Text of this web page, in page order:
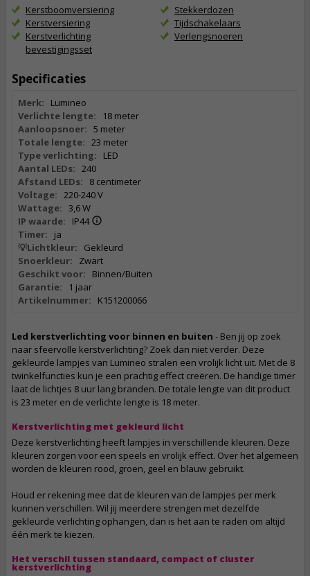
Kerstboomversiering
Kerstversiering
Kerstverlichting
bevestigingsset
Stekkerdozen
Tijdschakelaars
Verlengsnoeren
Specificaties
Merk:
Lumineo
Verlichte lengte:
18 meter
Aanloopsnoer: 5 meter
Totale lengte: 23 meter
Type verlichting:
LED
Aantal LEDs: 240
Afstand LEDs:
8 centimeter
Voltage: 220-240 V
Wattage: 3,6 W
IP waarde:
IP44
Timer:
ja
💡Lichtkleur:
Gekleurd
Snoerkleur:
Zwart
Geschikt voor:
Binnen/Buiten
Garantie:
1 jaar
Artikelnummer:
K151200066
Led kerstverlichting voor binnen en buiten - Ben jij op zoek
naar sfeervolle kerstverlichting? Zoek dan niet verder. Deze
gekleurde lampjes van Lumineo stralen een vrolijk licht uit. Met de 8
twinkelfuncties kun je een prachtig effect creëren. De handige timer
laat de lichtjes 8 uur lang branden. De totale lengte van dit product
is 23 meter en de verlichte lengte is 18 meter.
Kerstverlichting met gekleurd licht
Deze kerstverlichting heeft lampjes in verschillende kleuren. Deze
kleuren zorgen voor een speels en vrolijk effect. Over het algemeen
worden de kleuren rood, groen, geel en blauw gebruikt.
Houd er rekening mee dat de kleuren van de lampjes per merk
kunnen verschillen. Wil jij meerdere strengen met dezelfde
gekleurde verlichting ophangen, dan is het aan te raden om altijd
één merk te kiezen.
Het verschil tussen standaard, compact of cluster
kerstverlichting